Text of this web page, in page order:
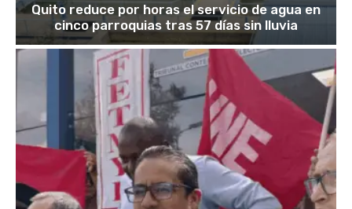
Quito reduce por horas el servicio de agua en
cinco parroquias tras 57 días sin lluvia